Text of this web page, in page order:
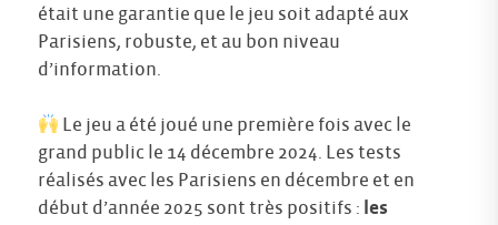
était une garantie que le jeu soit adapté aux
Parisiens, robuste, et au bon niveau
d’information.
Le jeu a été joué une première fois avec le
grand public le 14 décembre 2024. Les tests
réalisés avec les Parisiens en décembre et en
début d’année 2025 sont très positifs : les